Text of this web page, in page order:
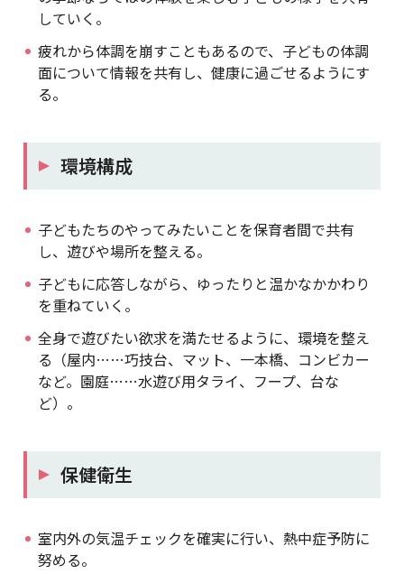
していく。
疲れから体調を崩すこともあるので、子どもの体調
面について情報を共有し、健康に過ごせるようにす
る。
環境構成
子どもたちのやってみたいことを保育者間で共有
し、遊びや場所を整える。
子どもに応答しながら、ゆったりと温かなかかわり
を重ねていく。
全身で遊びたい欲求を満たせるように、環境を整え
る（屋内……巧技台、マット、一本橋、コンビカー
など。園庭……水遊び用タライ、フープ、台な
ど）。
保健衛生
室内外の気温チェックを確実に行い、熱中症予防に
努める。